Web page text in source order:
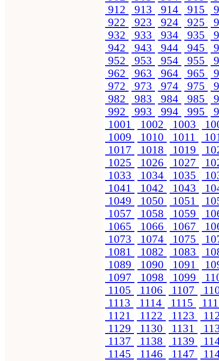
912
913 914 915
922
923 924 925
932
933 934 935
942
943 944 945
952
953 954 955
962
963 964 965
972
973 974 975
982
983 984 985
992
993 994 995
1001
1002 1003
1009
1010 1011
1017
1018 1019
1025
1026 1027
1033
1034 1035
1041
1042 1043
1049
1050 1051
1057
1058 1059
1065
1066 1067
1073
1074 1075
1081
1082 1083
1089
1090 1091
1097
1098 1099
1105
1106 1107
1113
1114 1115
1121
1122 1123
1129
1130 1131
1137
1138 1139
1145
1146 1147